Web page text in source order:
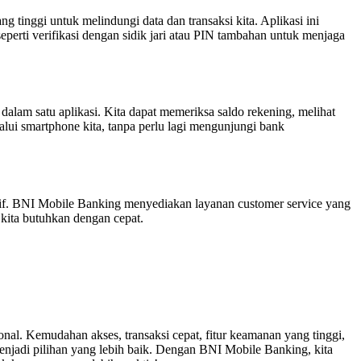
tinggi untuk melindungi data dan transaksi kita. Aplikasi ini
verifikasi dengan sidik jari atau PIN tambahan untuk menjaga
satu aplikasi. Kita dapat memeriksa saldo rekening, melihat
smartphone kita, tanpa perlu lagi mengunjungi bank
BNI Mobile Banking menyediakan layanan customer service yang
butuhkan dengan cepat.
Kemudahan akses, transaksi cepat, fitur keamanan yang tinggi,
pilihan yang lebih baik. Dengan BNI Mobile Banking, kita